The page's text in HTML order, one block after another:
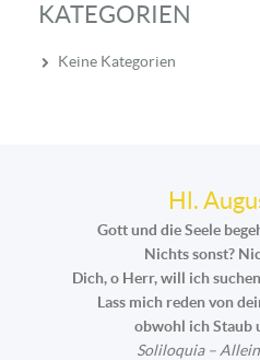
KATEGORIEN
Keine Kategorien
Hl.
Gott und die Seele
Nichts sonst?
Dich, o Herr, will ich
Lass mich reden von
obwohl ich Staub
Soliloquia –